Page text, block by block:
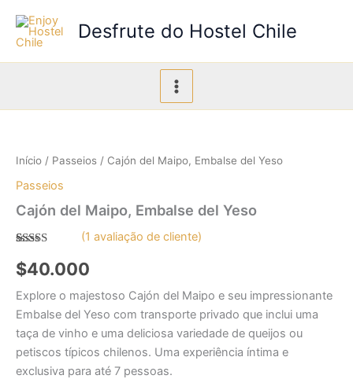
para
conteúdo
Desfrute do Hostel Chile
Início / Passeios / Cajón del Maipo, Embalse del Yeso
Passeios
Cajón del Maipo, Embalse del Yeso
como5.00
de 5, com
avaliação de
cliente
(1 avaliação de cliente)
$40.000
Explore o majestoso Cajón del Maipo e seu impressionante
Embalse del Yeso com transporte privado que inclui uma
taça de vinho e uma deliciosa variedade de queijos ou
petiscos típicos chilenos. Uma experiência íntima e
exclusiva para até 7 pessoas.